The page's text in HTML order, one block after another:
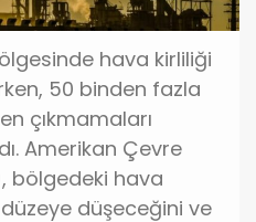
hava kirliliği
50 binden fazla
çıkmamaları
Amerikan Çevre
bölgedeki hava
düşeceğini ve